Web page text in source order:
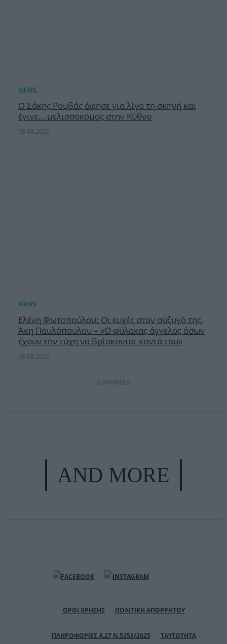
Ο Σάκης Ρουβάς άφησε για λίγο τη σκηνή και
έγινε… μελισσοκόμος στην Κύθνο
06.08.2026
Ελένη Φωτοπούλου: Οι ευχές στον σύζυγό της,
Άκη Παυλόπουλου – «Ο φύλακας άγγελος όσων
έχουν την τύχη να βρίσκονται κοντά του»
06.08.2026
ΔΙΑΦΗΜΙΣΗ
AND MORE
ΟΡΟΙ ΧΡΗΣΗΣ ΠΟΛΙΤΙΚΗ ΑΠΟΡΡΗΤΟΥ
ΠΛΗΡΟΦΟΡΙΕΣ Α.27 Ν.5253/2025 ΤΑΥΤΟΤΗΤΑ